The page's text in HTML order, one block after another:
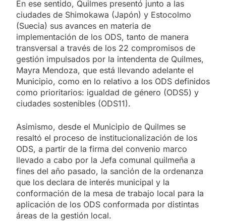
En ese sentido, Quilmes presentó junto a las
ciudades de Shimokawa (Japón) y Estocolmo
(Suecia) sus avances en materia de
implementación de los ODS, tanto de manera
transversal a través de los 22 compromisos de
gestión impulsados por la intendenta de Quilmes,
Mayra Mendoza, que está llevando adelante el
Municipio, como en lo relativo a los ODS definidos
como prioritarios: igualdad de género (ODS5) y
ciudades sostenibles (ODS11).
Asimismo, desde el Municipio de Quilmes se
resaltó el proceso de institucionalización de los
ODS, a partir de la firma del convenio marco
llevado a cabo por la Jefa comunal quilmeña a
fines del año pasado, la sanción de la ordenanza
que los declara de interés municipal y la
conformación de la mesa de trabajo local para la
aplicación de los ODS conformada por distintas
áreas de la gestión local.